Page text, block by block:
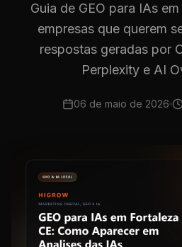
Guia de GEO para IAs
empresas que querem
respostas geradas por
Perplexity e AI
06 de maio de 2026